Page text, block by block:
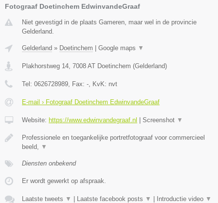
Fotograaf Doetinchem EdwinvandeGraaf
Niet gevestigd in de plaats Gameren, maar wel in de provincie
Gelderland.
Gelderland » Doetinchem Google maps ▼
Plakhorstweg 14 7008 AT Doetinchem (Gelderland)
Tel: 0626728989 , Fax: - , KvK: nvt
E-mail › Fotograaf Doetinchem EdwinvandeGraaf
Website: https://www.edwinvandegraaf.nl Screenshot ▼
Professionele en toegankelijke portretfotograaf voor commercieel
beeld,
▼
Diensten onbekend
Er wordt gewerkt op afspraak.
Laatste tweets ▼ Laatste facebook posts ▼ Introductie video ▼